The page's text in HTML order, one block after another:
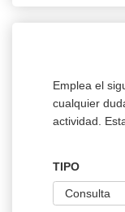
Emplea el
cualquier
actividad.
TIPO